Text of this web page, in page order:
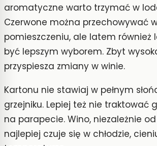
aromatyczne warto trzymać w
Czerwone można przechowywać
pomieszczeniu, ale latem również
być lepszym wyborem. Zbyt
przyspiesza zmiany w winie.
Kartonu nie stawiaj w pełnym
grzejniku. Lepiej też nie traktować
na parapecie. Wino, niezależnie
najlepiej czuje się w chłodzie,